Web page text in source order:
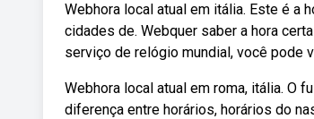
Webhora local atual em itália. Este é a
cidades de. Webquer saber a hora
serviço de relógio mundial, você pode
Webhora local atual em roma, itália. O
diferença entre horários, horários do